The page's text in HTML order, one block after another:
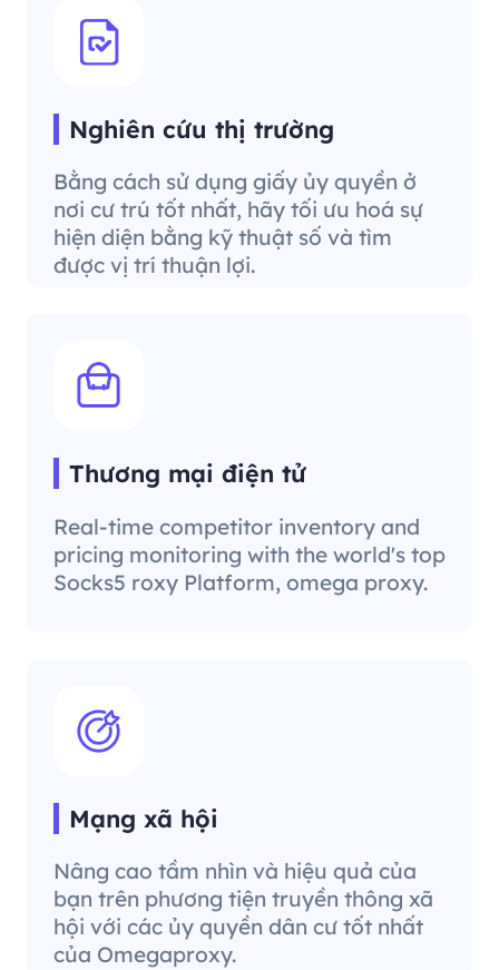
Nghiên cứu thị trường
Bằng cách sử dụng giấy ủy quyền ở
nơi cư trú tốt nhất, hãy tối ưu hoá sự
hiện diện bằng kỹ thuật số và tìm
được vị trí thuận lợi.
Thương mại điện tử
Real-time competitor inventory and
pricing monitoring with the world's top
Socks5 roxy Platform, omega proxy.
Mạng xã hội
Nâng cao tầm nhìn và hiệu quả của
bạn trên phương tiện truyền thông xã
hội với các ủy quyền dân cư tốt nhất
của Omegaproxy.